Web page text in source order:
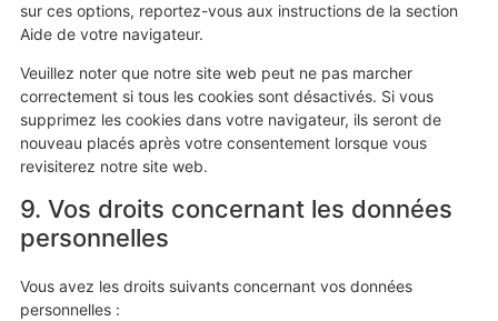
sur ces options, reportez-vous aux instructions de la section
Aide de votre navigateur.
Veuillez noter que notre site web peut ne pas marcher
correctement si tous les cookies sont désactivés. Si vous
supprimez les cookies dans votre navigateur, ils seront de
nouveau placés après votre consentement lorsque vous
revisiterez notre site web.
9. Vos droits concernant les données
personnelles
Vous avez les droits suivants concernant vos données
personnelles :